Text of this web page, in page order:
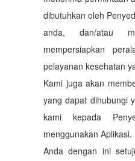
dibutuhkan oleh
anda, dan/atau
mempersiapkan
pelayanan kesehatan
Kami juga akan
yang dapat dihubungi
kami kepada
menggunakan Aplikasi.
Anda dengan ini